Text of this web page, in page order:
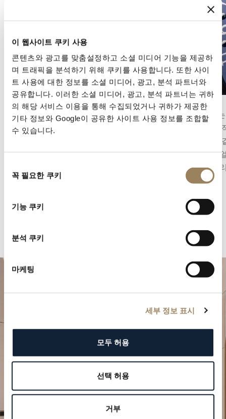
이 웹사이트 쿠키 사용
콘텐츠와 광고를 맞춤설정하고 소셜 미디어 기능을 제공하
며 트래픽을 분석하기 위해 쿠키를 사용합니다. 또한 사이
트 사용에 대한 정보를 소셜 미디어, 광고, 분석 파트너와
공유합니다. 이러한 소셜 미디어, 광고, 분석 파트너는 귀하
의 해당 서비스 이용을 통해 수집되었거나 귀하가 제공한
기타 정보와 Google이 공유한 사이트 사용 정보를 조합할
수 있습니다.
꼭 필요한 쿠키
기능 쿠키
분석 쿠키
마케팅
세부 정보 표시
모두 허용
선택 허용
거부
세컨즈 디스플레이
세컨즈 디스플레이는 시간의 흐름을 정밀하게 파
악할 수 있게 해줍니다. 무브먼트의 구조에 따라
스몰 세컨즈의 형태를 취할 수 있습니다.
캘린더
캘린더
로, 일
됩니다
와 다이
는 컴플
특별한 순간을 계획하세요
브레게의 시계 작품을 부티크에서 만나보십시오.
방문 예약하기